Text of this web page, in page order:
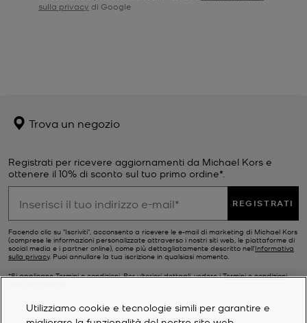
Trova un negozio
Registrati per ricevere aggiornamenti da Michael Kors e
ottenere il 10% di sconto sul tuo primo ordine*.
REGISTRATI
Facendo clic su "Iscriviti", acconsento a ricevere le e-mail di marketing di Michael Kors
(comprese le informazioni personalizzate attraverso i nostri siti web, le piattaforme di
social media e i partner online), come più dettagliatamente descritto nell’Informativa
sulla privacy. Puoi annullare la tua iscrizione in qualsiasi momento.
*Si applicano Termini e condizioni. Per ulteriori dettagli, vedere iTermini e condizioni
Utilizziamo cookie e tecnologie simili per garantire e